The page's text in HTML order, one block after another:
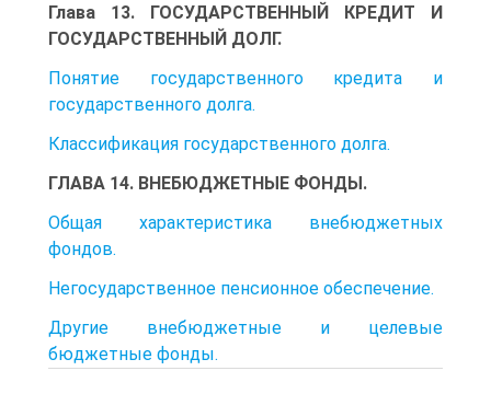
Глава 13. ГОСУДАРСТВЕННЫЙ КРЕДИТ И
ГОСУДАРСТВЕННЫЙ ДОЛГ.
Понятие государственного кредита и
государственного долга.
Классификация государственного долга.
ГЛАВА 14. ВНЕБЮДЖЕТНЫЕ ФОНДЫ.
Общая характеристика внебюджетных
фондов.
Негосударственное пенсионное обеспечение.
Другие внебюджетные и целевые
бюджетные фонды.